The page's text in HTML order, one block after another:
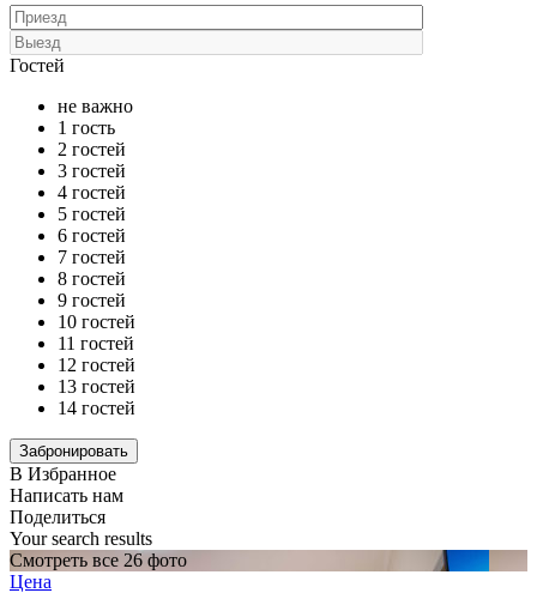
Гостей
не важно
1 гость
2 гостей
3 гостей
4 гостей
5 гостей
6 гостей
7 гостей
8 гостей
9 гостей
10 гостей
11 гостей
12 гостей
13 гостей
14 гостей
В Избранное
Написать нам
Поделиться
Your search results
Смотреть все 26 фото
Цена